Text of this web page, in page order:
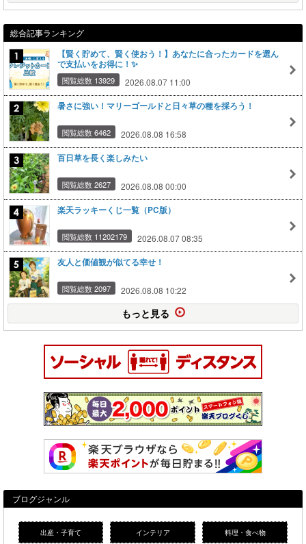
総合記事ランキング
【賢く貯めて、賢く使おう！】あなたに合ったカードを選ん
で支払いをお得に！✨
閲覧総数 13929 2026.08.07 11:00
暑さに強い！マリーゴールドと日々草の種を採ろう！
閲覧総数 6462 2026.08.08 16:58
百日草を長く楽しみたい
閲覧総数 2627 2026.08.08 00:00
楽天ラッキーくじ一覧（PC版）
閲覧総数 11202179 2026.08.07 08:35
友人と価値観が似てる幸せ！
閲覧総数 2097 2026.08.08 10:22
もっと見る
ブログジャンル
出産・子育て インテリア 料理・食べ物